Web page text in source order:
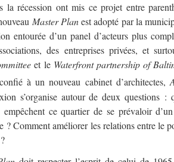
la récession ont mis ce projet entre
Master Planest adopté par la
entourée d’un panel d’acteurs plus
des entreprises privées, et
et le Waterfront partnership of
à un nouveau cabinet d’architectes,
s’organise autour de deux questions :
ce quartier de se prévaloir
? Comment améliorer les relations entre le